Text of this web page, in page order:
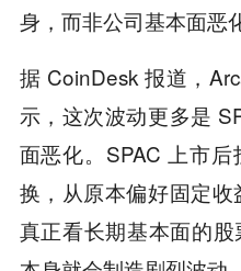
身，而非公司基本面恶化
据 CoinDesk 报道，
示，这次波动更多是
面恶化。SPAC 上市
换，从原本偏好固定收
真正看长期基本面的